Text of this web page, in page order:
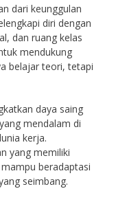
dari keunggulan
diri dengan
dan ruang kelas
mendukung
belajar teori, tetapi
daya saing
mendalam di
kerja.
yang memiliki
beradaptasi
seimbang.